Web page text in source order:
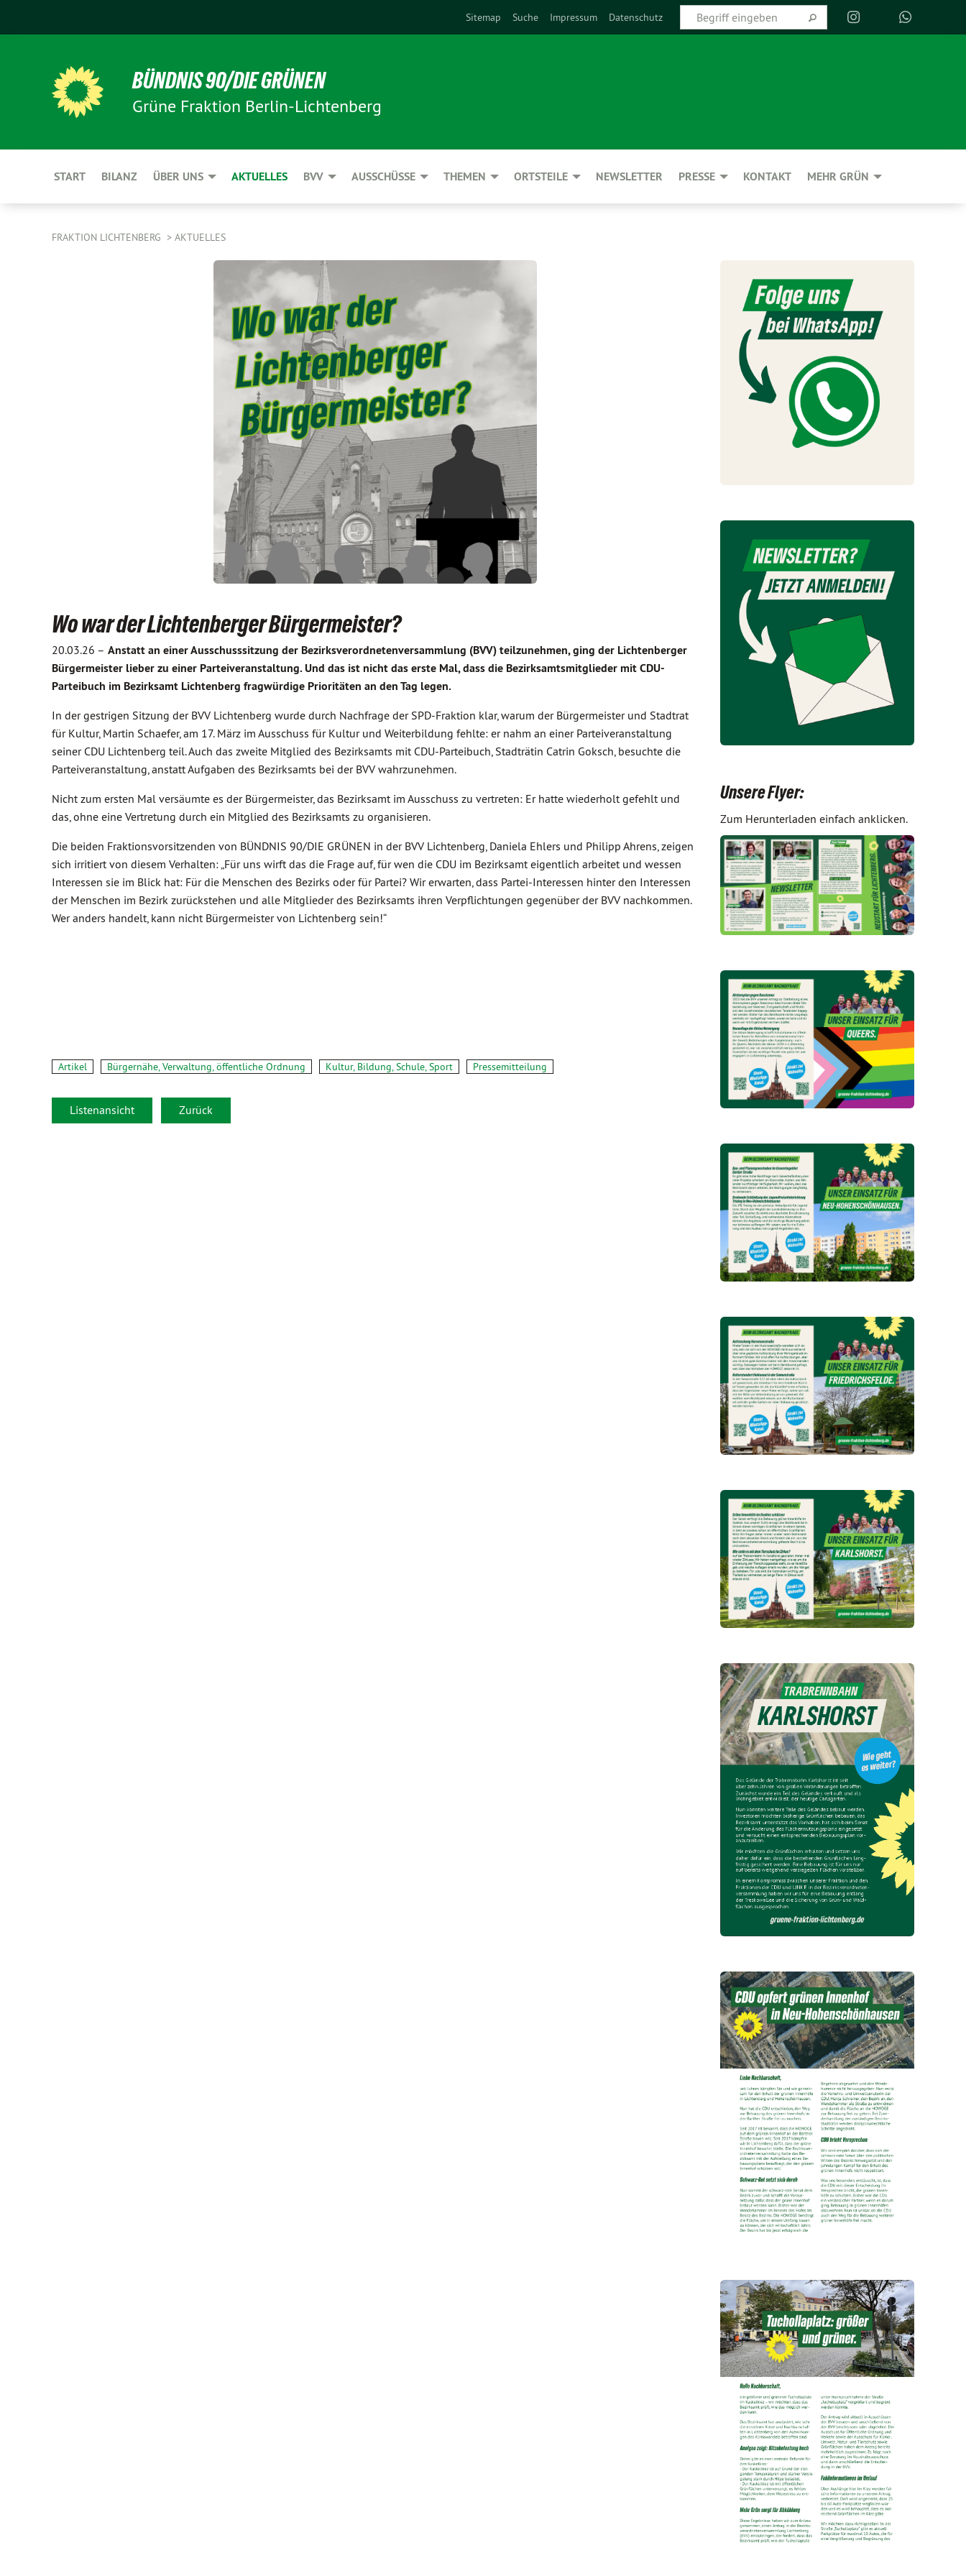
Sitemap Suche Impressum Datenschutz
BÜNDNIS 90/DIE GRÜNEN
Grüne Fraktion Berlin-Lichtenberg
START BILANZ ÜBER UNS AKTUELLES BVV AUSSCHÜSSE THEMEN ORTSTEILE NEWSLETTER PRESSE KONTAKT MEHR GRÜN
FRAKTION LICHTENBERG AKTUELLES
Wo war der Lichtenberger Bürgermeister?
20.03.26 – Anstatt an einer Ausschusssitzung der Bezirksverordnetenversammlung (BVV) teilzunehmen, ging der Lichtenberger
Bürgermeister lieber zu einer Parteiveranstaltung. Und das ist nicht das erste Mal, dass die Bezirksamtsmitglieder mit CDU-
Parteibuch im Bezirksamt Lichtenberg fragwürdige Prioritäten an den Tag legen.
In der gestrigen Sitzung der BVV Lichtenberg wurde durch Nachfrage der SPD-Fraktion klar, warum der Bürgermeister und Stadtrat
für Kultur, Martin Schaefer, am 17. März im Ausschuss für Kultur und Weiterbildung fehlte: er nahm an einer Parteiveranstaltung
seiner CDU Lichtenberg teil. Auch das zweite Mitglied des Bezirksamts mit CDU-Parteibuch, Stadträtin Catrin Goksch, besuchte die
Parteiveranstaltung, anstatt Aufgaben des Bezirksamts bei der BVV wahrzunehmen.
Nicht zum ersten Mal versäumte es der Bürgermeister, das Bezirksamt im Ausschuss zu vertreten: Er hatte wiederholt gefehlt und
das, ohne eine Vertretung durch ein Mitglied des Bezirksamts zu organisieren.
Die beiden Fraktionsvorsitzenden von BÜNDNIS 90/DIE GRÜNEN in der BVV Lichtenberg, Daniela Ehlers und Philipp Ahrens, zeigen
sich irritiert von diesem Verhalten: „Für uns wirft das die Frage auf, für wen die CDU im Bezirksamt eigentlich arbeitet und wessen
Interessen sie im Blick hat: Für die Menschen des Bezirks oder für Partei? Wir erwarten, dass Partei-Interessen hinter den Interessen
der Menschen im Bezirk zurückstehen und alle Mitglieder des Bezirksamts ihren Verpflichtungen gegenüber der BVV nachkommen.
Wer anders handelt, kann nicht Bürgermeister von Lichtenberg sein!“
Artikel Bürgernähe, Verwaltung, öffentliche Ordnung Kultur, Bildung, Schule, Sport Pressemitteilung
Listenansicht Zurück
Unsere Flyer:
Zum Herunterladen einfach anklicken.